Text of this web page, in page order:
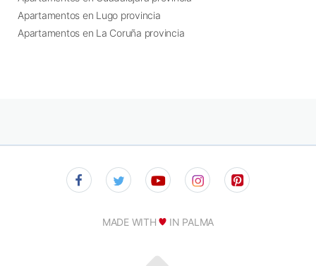
Apartamentos en Lugo provincia
Apartamentos en La Coruña provincia
MADE WITH IN PALMA